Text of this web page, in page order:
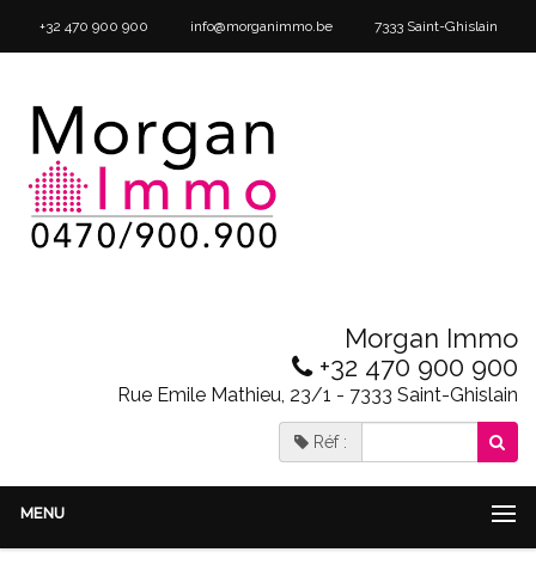
+32 470 900 900 info@morganimmo.be 7333 Saint-Ghislain
Morgan Immo
+32 470 900 900
Rue Emile Mathieu, 23/1 - 7333 Saint-Ghislain
Réf :
MENU